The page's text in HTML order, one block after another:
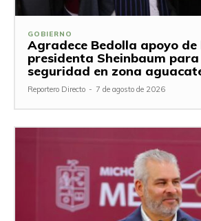
GOBIERNO
Agradece Bedolla apoyo de
presidenta Sheinbaum
seguridad en zona
Reportero Directo - 7 de agosto de 2026